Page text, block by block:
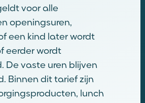
voor alle
openingsuren,
een kind later wordt
eerder wordt
De vaste uren blijven
Binnen dit tarief zijn
lunch